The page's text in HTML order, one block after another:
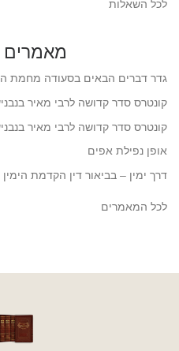
לכל השאלות
מאמרים
גדר דברים הבאים בסעודה מחמת
קונטרס סדר קדושה לרבי מאיר
קונטרס סדר קדושה לרבי מאיר
אופן נפילת אפים
דרך ימין – בביאור דין הקדמת
לכל המאמרים